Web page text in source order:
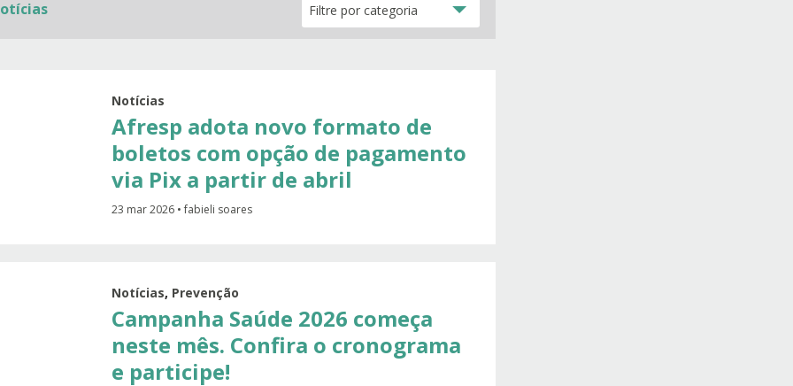
Notícias
Afresp adota novo formato de
boletos com opção de pagamento
via Pix a partir de abril
23 mar 2026 • fabieli soares
Notícias, Prevenção
Campanha Saúde 2026 começa
neste mês. Confira o cronograma
e participe!